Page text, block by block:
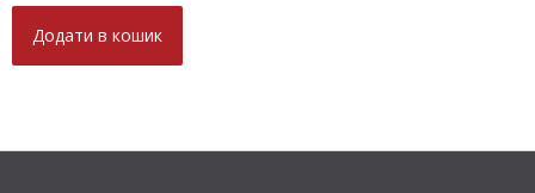
Додати в кошик